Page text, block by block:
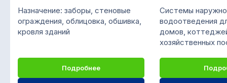
Назначение: заборы, стеновые
ограждения, облицовка, обшивка,
кровля зданий
Подробнее
Системы
водоотведения
домов,
хозяйственных
О компании «СтройМир»
материалы из листовой стали:
металлочерепица, профнастил,